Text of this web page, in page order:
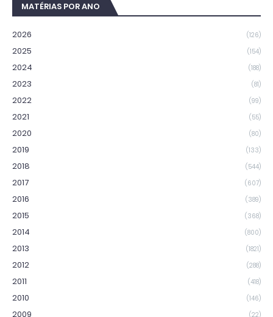
MATÉRIAS POR ANO
2026 (126)
2025 (154)
2024 (188)
2023 (81)
2022 (99)
2021 (55)
2020 (80)
2019 (133)
2018 (544)
2017 (607)
2016 (389)
2015 (368)
2014 (800)
2013 (1821)
2012 (288)
2011 (418)
2010 (146)
2009 (22)